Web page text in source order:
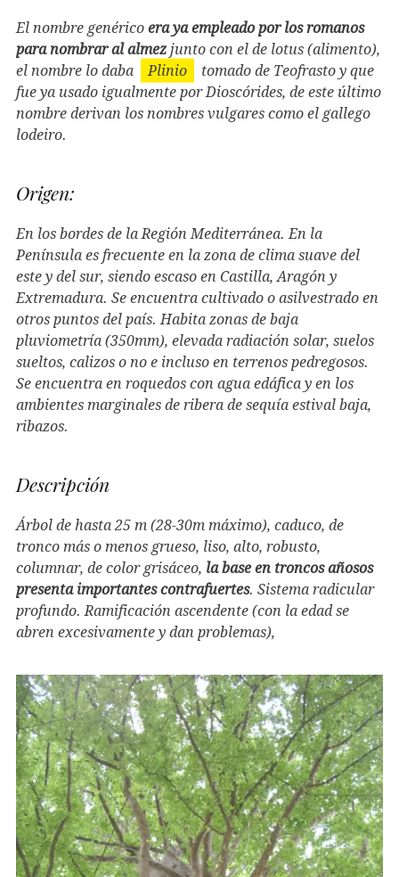
El nombre genérico era ya empleado por los romanos
para nombrar al almezjunto con el de lotus (alimento),
el nombre lo daba
Plinio
tomado de Teofrasto y que
fue ya usado igualmente por Dioscórides, de este último
nombre derivan los nombres vulgares como el gallego
lodeiro.
Origen:
En los bordes de la Región Mediterránea. En la
Península es frecuente en la zona de clima suave del
este y del sur, siendo escaso en Castilla, Aragón y
Extremadura. Se encuentra cultivado o asilvestrado en
otros puntos del país. Habita zonas de baja
pluviometría (350mm), elevada radiación solar, suelos
sueltos, calizos o no e incluso en terrenos pedregosos.
Se encuentra en roquedos con agua edáfica y en los
ambientes marginales de ribera de sequía estival baja,
ribazos.
Descripción
Árbol de hasta 25 m (28-30m máximo), caduco, de
tronco más o menos grueso, liso, alto, robusto,
columnar, de color grisáceo, la base en troncos añosos
presenta importantes contrafuertes. Sistema radicular
profundo. Ramificación ascendente (con la edad se
abren excesivamente y dan problemas),